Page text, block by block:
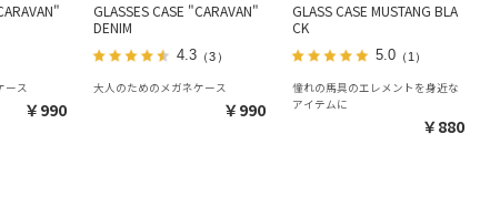
ース
￥990
GLASSES CASE "CARAVAN"
DENIM
4.3（3）
大人のためのメガネケース
￥990
GLASS CASE MUSTANG BLA
CK
5.0（1）
憧れの馬具のエレメントを身近な
アイテムに
￥880